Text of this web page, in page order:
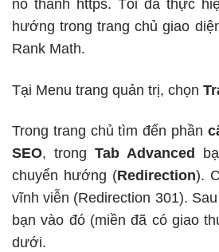
nó thành https. Tôi đã thực
hướng trong trang chủ giao
Rank Math.
Tại Menu trang quản trị, chọn
Trong trang chủ tìm đến phần
SEO, trong Tab Advanced
chuyển hướng (Redirection).
vĩnh viễn (Redirection 301).
bạn vào đó (miền đã có giao
dưới.